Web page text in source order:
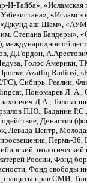
И-Тайба», «Исламская
аш-Шам», «АУМ
Степана Бандеры»,
международное
Д.Гордон,
Голос Америки,
Azatliq Radiosi,
Сибирь. Реалии,
Пономарев Л. А.,
Д.А.,
П.Ю., Баданин
Династия
Левада-Центр,
Пермь-36,
России, Фонд
Фонд свободы
защиты прав СМИ,